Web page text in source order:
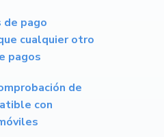
de pago
cualquier otro
pagos
de
con